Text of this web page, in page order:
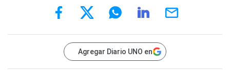
Agregar Diario UNO en